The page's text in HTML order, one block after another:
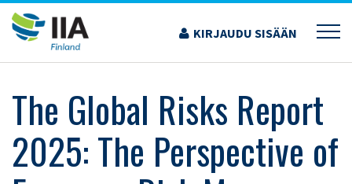
Siirry
sisältöön
KIRJAUDU SISÄÄN
›KOULUTUS JA TAPAHTUMAT
THE GLOBAL RISKS REPORT 2025: THE
PERSPECTIVE OF EUROPEAN RISK MANAGERS AND INTERNAL AUDITORS
The Global Risks Report
2025: The Perspective of